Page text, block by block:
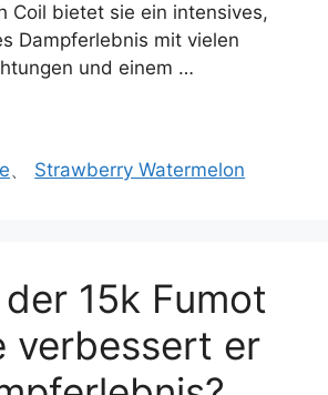
Coil bietet sie ein intensives,
Dampferlebnis mit vielen
und einem …
、 Strawberry Watermelon
15k Fumot
verbessert er